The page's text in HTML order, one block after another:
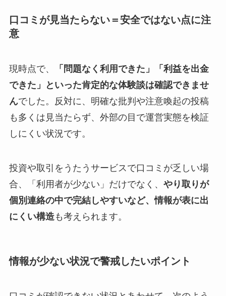
口コミが見当たらない＝安全ではない点に注
意
現時点で、
「問題なく利用できた」「利益を出金
できた」といった肯定的な体験談は確認できませ
んでした。反対に、明確な批判や注意喚起の投稿
も多くは見当たらず、外部の目で運営実態を検証
しにくい状況です。
投資や取引をうたうサービスで口コミが乏しい場
合、「利用者が少ない」だけでなく、 やり取りが
個別連絡の中で完結しやすいなど、情報が表に出
にくい構造も考えられます。
情報が少ない状況で警戒したいポイント